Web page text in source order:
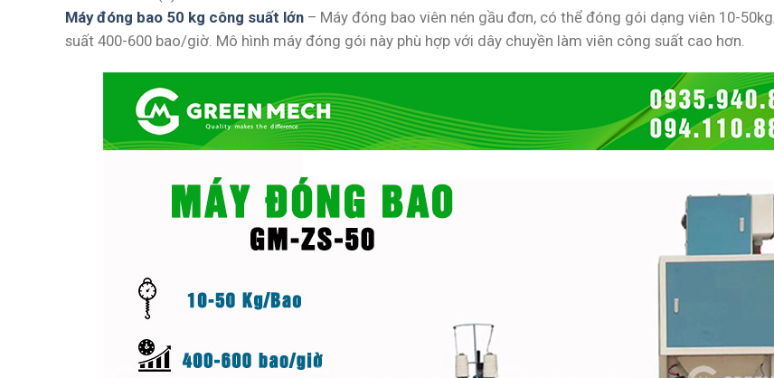
Máy đóng bao 50 kg công suất lớn – Máy đóng bao viên nén gầu đơn, có thể đóng gói dạng viên 10-
suất 400-600 bao/giờ. Mô hình máy đóng gói này phù hợp với dây chuyền làm viên công suất cao hơn.